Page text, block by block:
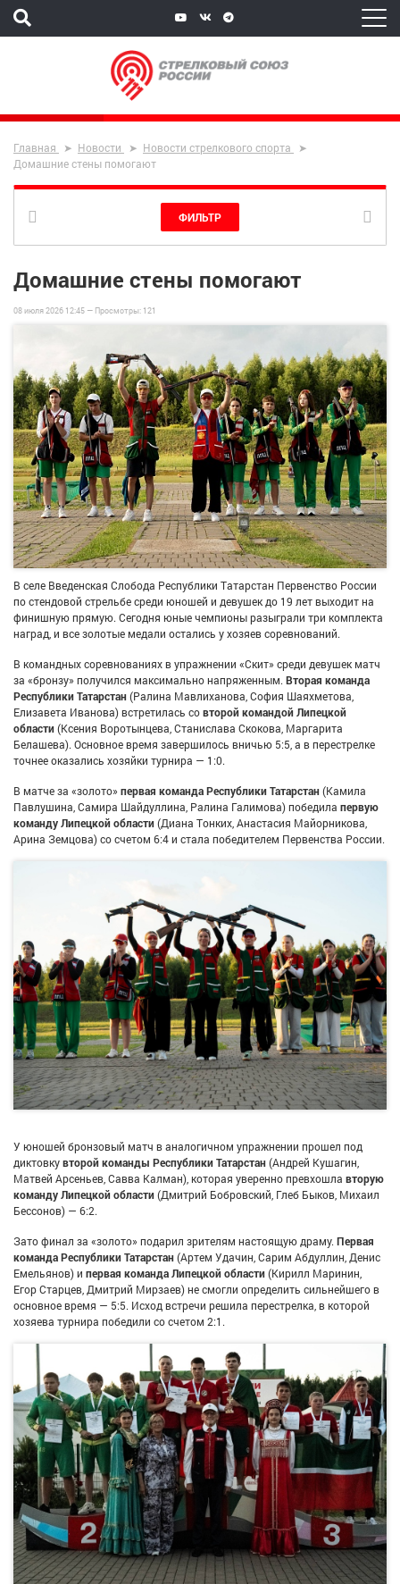
Главная Новости
Новости стрелкового спорта
Домашние стены помогают
ФИЛЬТР
Домашние стены помогают
08 июля 2026 12:45 — Просмотры: 121
В селе Введенская Слобода Республики Татарстан Первенство России
по стендовой стрельбе среди юношей и девушек до 19 лет выходит на
финишную прямую. Сегодня юные чемпионы разыграли три комплекта
наград, и все золотые медали остались у хозяев соревнований.
В командных соревнованиях в упражнении «Скит» среди девушек матч
за «бронзу» получился максимально напряженным. Вторая команда
Республики Татарстан(Ралина Мавлиханова, София Шаяхметова,
Елизавета Иванова) встретилась совторой командой Липецкой
области(Ксения Воротынцева, Станислава Скокова, Маргарита
Белашева). Основное время завершилось вничью 5:5, а в перестрелке
точнее оказались хозяйки турнира — 1:0.
В матче за «золото»первая команда Республики Татарстан(Камила
Павлушина, Самира Шайдуллина, Ралина Галимова) победила первую
команду Липецкой области(Диана Тонких, Анастасия Майорникова,
Арина Земцова) со счетом 6:4 и стала победителем Первенства России.
У юношей бронзовый матч в аналогичном упражнении прошел под
диктовкувторой команды Республики Татарстан(Андрей Кушагин,
Матвей Арсеньев, Савва Калман), которая уверенно превхошла вторую
команду Липецкой области(Дмитрий Бобровский, Глеб Быков, Михаил
Бессонов) — 6:2.
Зато финал за «золото» подарил зрителям настоящую драму. Первая
команда Республики Татарстан(Артем Удачин, Сарим Абдуллин, Денис
Емельянов) и первая команда Липецкой области(Кирилл Маринин,
Егор Старцев, Дмитрий Мирзаев) не смогли определить сильнейшего в
основное время — 5:5. Исход встречи решила перестрелка, в которой
хозяева турнира победили со счетом 2:1.